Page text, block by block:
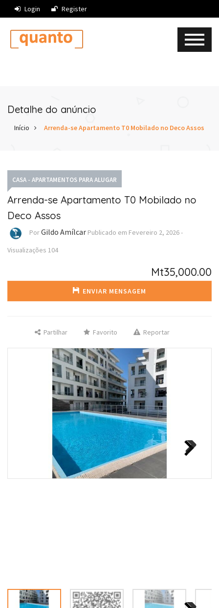
Login Register
Detalhe do anúncio
Início Arrenda-se Apartamento T0 Mobilado no Deco Assos
CASA - APARTAMENTOS PARA ALUGAR
Arrenda-se Apartamento T0 Mobilado no
Deco Assos
PorGildo Amílcar Publicado em Fevereiro 2, 2026-
Visualizações 104
Mt35,000.00
ENVIAR MENSAGEM
Partilhar Favorito Reportar